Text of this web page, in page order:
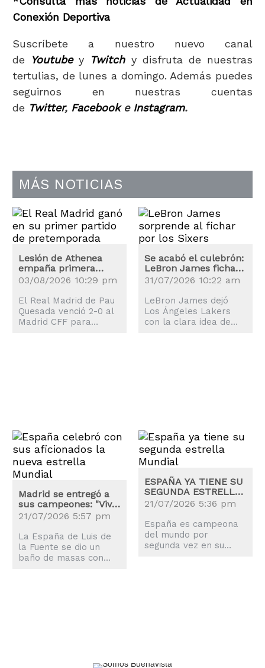
Conexión Deportiva
Suscríbete a nuestro nuevo canal
de
Youtubey Twitchy disfruta de nuestras
tertulias, de lunes a domingo. Además puedes
seguirnos en nuestras cuentas
de Twitter, Facebooke Instagram.
MÁS NOTICIAS
Lesión de Athenea
empaña primera
victoria de
Real Madrid
03/08/2026 10:29 pm
El Real Madrid de Pau
Quesada venció 2-0 al
Madrid CFF para
Se acabó el culebrón:
LeBron James ficha
por los Sixers
31/07/2026 10:22 am
LeBron James dejó
Los Ángeles Lakers
con la clara idea de
Madrid se entregó a
sus campeones: "Viva
el Rey y viva España"
21/07/2026 5:57 pm
La España de Luis de
la Fuente se dio un
baño de masas con
ESPAÑA YA TIENE SU
SEGUNDA ESTRELLA
MUNDIAL
21/07/2026 5:36 pm
España es campeona
del mundo por
segunda vez en su